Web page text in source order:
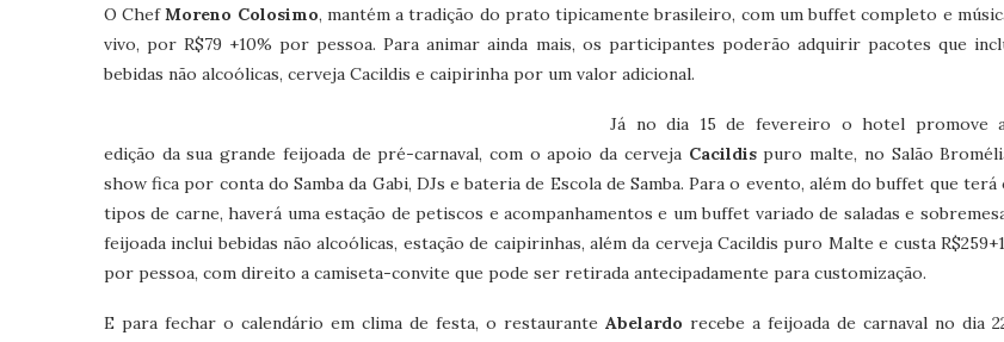
O ChefMoreno Colosimo, mantém a tradição do prato tipicamente brasileiro, com um buffet completo e
vivo, por R$79 +10% por pessoa. Para animar ainda mais, os participantes poderão adquirir pacotes que
bebidas não alcoólicas, cerveja Cacildis e caipirinha por um valor adicional.
Já no dia 15 de fevereiro o hotel promove
edição da sua grande feijoada de pré-carnaval, com o apoio da cerveja Cacildispuro malte, no Salão
show fica por conta do Samba da Gabi, DJs e bateria de Escola de Samba. Para o evento, além do buffet que
tipos de carne, haverá uma estação de petiscos e acompanhamentos e um buffet variado de saladas e
feijoada inclui bebidas não alcoólicas, estação de caipirinhas, além da cerveja Cacildis puro Malte e custa
por pessoa, com direito a camiseta-convite que pode ser retirada antecipadamente para customização.
E para fechar o calendário em clima de festa, o restaurante Abelardo recebe a feijoada de carnaval no dia